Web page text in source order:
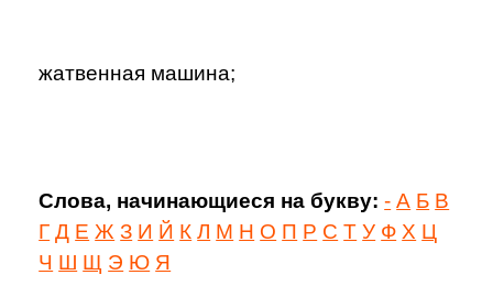
жатвенная машина;
Слова, начинающиеся на букву: - А Б В
Г Д Е Ж З И Й К Л М Н О П Р С Т У Ф Х Ц
Ч Ш Щ Э Ю Я